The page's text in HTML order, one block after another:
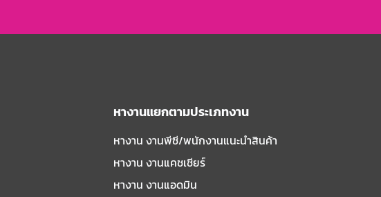
หางานแยกตามประเภทงาน
หางาน งานพีซี/พนักงานแนะนําสินค้า
หางาน งานแคชเชียร์
หางาน งานแอดมิน